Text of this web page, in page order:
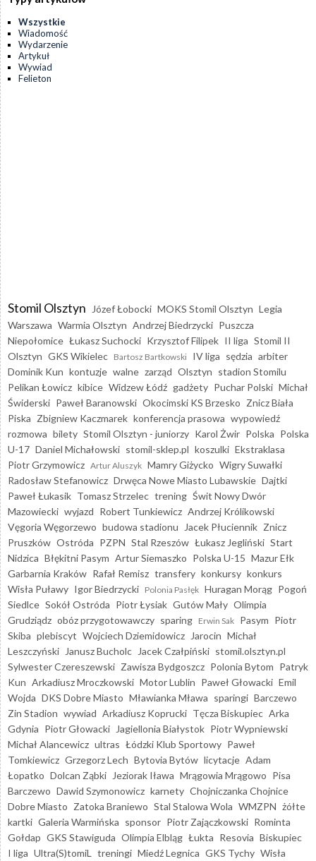
Wszystkie
Wiadomość
Wydarzenie
Artykuł
Wywiad
Felieton
Stomil Olsztyn Józef Łobocki MOKS Stomil Olsztyn Legia
Warszawa Warmia Olsztyn Andrzej Biedrzycki Puszcza
Niepołomice Łukasz Suchocki Krzysztof Filipek II liga Stomil II
Olsztyn GKS Wikielec Bartosz Bartkowski IV liga sędzia arbiter
Dominik Kun kontuzje walne zarząd Olsztyn stadion Stomilu
Pelikan Łowicz kibice Widzew Łódź gadżety Puchar Polski Michał
Świderski Paweł Baranowski Okocimski KS Brzesko Znicz Biała
Piska Zbigniew Kaczmarek konferencja prasowa wypowiedź
rozmowa bilety Stomil Olsztyn - juniorzy Karol Żwir Polska Polska
U-17 Daniel Michałowski stomil-sklep.pl koszulki Ekstraklasa
Piotr Grzymowicz Artur Aluszyk Mamry Giżycko Wigry Suwałki
Radosław Stefanowicz Drwęca Nowe Miasto Lubawskie Dajtki
Paweł Łukasik Tomasz Strzelec trening Świt Nowy Dwór
Mazowiecki wyjazd Robert Tunkiewicz Andrzej Królikowski
Vęgoria Węgorzewo budowa stadionu Jacek Płuciennik Znicz
Pruszków Ostróda PZPN Stal Rzeszów Łukasz Jegliński Start
Nidzica Błękitni Pasym Artur Siemaszko Polska U-15 Mazur Ełk
Garbarnia Kraków Rafał Remisz transfery konkursy konkurs
Wisła Puławy Igor Biedrzycki Polonia Pasłęk Huragan Morąg Pogoń
Siedlce Sokół Ostróda Piotr Łysiak Gutów Mały Olimpia
Grudziądz obóz przygotowawczy sparing Erwin Sak Pasym Piotr
Skiba plebiscyt Wojciech Dziemidowicz Jarocin Michał
Leszczyński
Janusz Bucholc Jacek Czałpiński stomil.olsztyn.pl
Sylwester Czereszewski Zawisza Bydgoszcz Polonia Bytom Patryk
Kun Arkadiusz Mroczkowski Motor Lublin Paweł Głowacki Emil
Wojda DKS Dobre Miasto Mławianka Mława sparingi Barczewo
Zin Stadion wywiad Arkadiusz Koprucki Tęcza Biskupiec Arka
Gdynia Piotr Głowacki Jagiellonia Białystok Piotr Wypniewski
Michał Alancewicz ultras Łódzki Klub Sportowy Paweł
Tomkiewicz Grzegorz Lech Bytovia Bytów licytacje Adam
Łopatko Dolcan Ząbki Jeziorak Iława Mrągowia Mrągowo Pisa
Barczewo Dawid Szymonowicz karnety Chojniczanka Chojnice
Dobre Miasto Zatoka Braniewo Stal Stalowa Wola WMZPN żółte
kartki Galeria Warmińska sponsor Piotr Zajączkowski Rominta
Gołdap GKS Stawiguda Olimpia Elbląg Łukta Resovia Biskupiec
I liga Ultra(S)tomiL treningi Miedź Legnica GKS Tychy Wisła